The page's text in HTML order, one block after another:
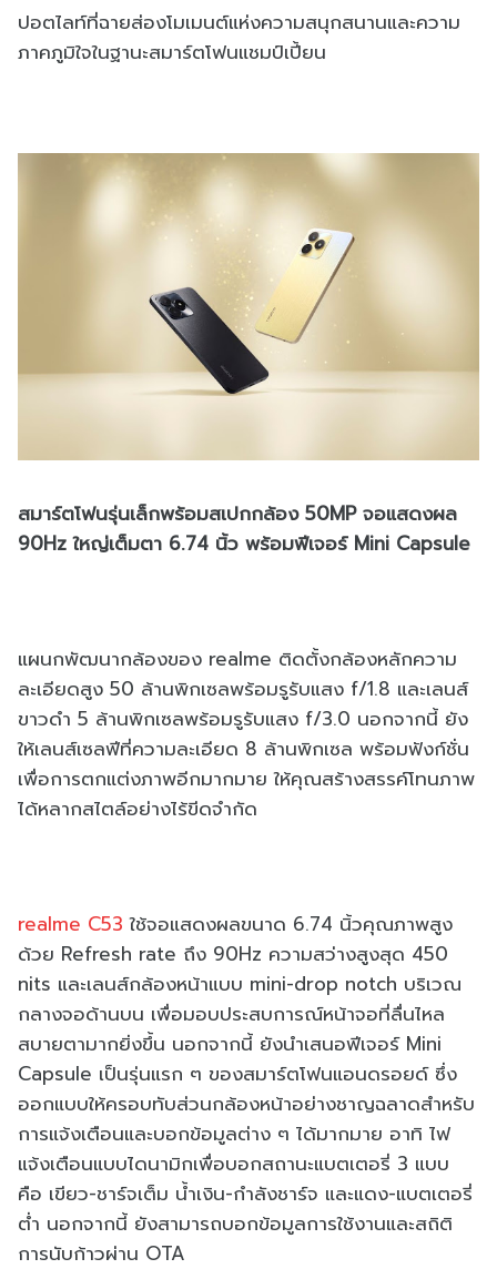
ปอตไลท์ที่ฉายส่องโมเมนต์แห่งความสนุกสนานและความ
ภาคภูมิใจในฐานะสมาร์ตโฟนแชมป์เปี้ยน
สมาร์ตโฟนรุ่นเล็กพร้อมสเปกกล้อง 50MP จอแสดงผล
90Hz ใหญ่เต็มตา 6.74 นิ้ว พร้อมฟีเจอร์ Mini Capsule
แผนกพัฒนากล้องของ realme ติดตั้งกล้องหลักความ
ละเอียดสูง 50 ล้านพิกเซลพร้อมรูรับแสง f/1.8 และเลนส์
ขาวดำ 5 ล้านพิกเซลพร้อมรูรับแสง f/3.0 นอกจากนี้ ยัง
ให้เลนส์เซลฟีที่ความละเอียด 8 ล้านพิกเซล พร้อมฟังก์ชั่น
เพื่อการตกแต่งภาพอีกมากมาย ให้คุณสร้างสรรค์โทนภาพ
ได้หลากสไตล์อย่างไร้ขีดจำกัด
realme C53 ใช้จอแสดงผลขนาด 6.74 นิ้วคุณภาพสูง
ด้วย Refresh rate ถึง 90Hz ความสว่างสูงสุด 450
nits และเลนส์กล้องหน้าแบบ mini-drop notch บริเวณ
กลางจอด้านบน เพื่อมอบประสบการณ์หน้าจอที่ลื่นไหล
สบายตามากยิ่งขึ้น นอกจากนี้ ยังนำเสนอฟีเจอร์ Mini
Capsule เป็นรุ่นแรก ๆ ของสมาร์ตโฟนแอนดรอยด์ ซึ่ง
ออกแบบให้ครอบทับส่วนกล้องหน้าอย่างชาญฉลาดสำหรับ
การแจ้งเตือนและบอกข้อมูลต่าง ๆ ได้มากมาย อาทิ ไฟ
แจ้งเตือนแบบไดนามิกเพื่อบอกสถานะแบตเตอรี่ 3 แบบ
คือ เขียว-ชาร์จเต็ม น้ำเงิน-กำลังชาร์จ และแดง-แบตเตอรี่
ต่ำ นอกจากนี้ ยังสามารถบอกข้อมูลการใช้งานและสถิติ
การนับก้าวผ่าน OTA